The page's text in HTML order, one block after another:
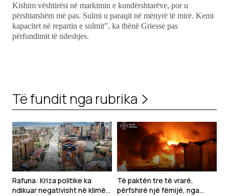
Kishim vështirësi në markimin e kundërshtarëve, por u
përshtatshëm më pas. Sulmi u paraqit në mënyrë të mirë. Kemi
kapacitet në repartin e sulmit”, ka thënë Griesse pas
përfundimit të ndeshjes.
Të fundit nga rubrika
Rafuna: Kriza politike ka
ndikuar negativisht në klimën
Të paktën tre të vrarë,
përfshirë një fëmijë, nga